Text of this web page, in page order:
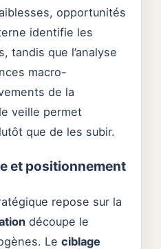
opportunités
identifie les
tandis que l’analyse
macro-
de la
veille permet
que de les subir.
et positionnement
repose sur la
découpe le
Le ciblage